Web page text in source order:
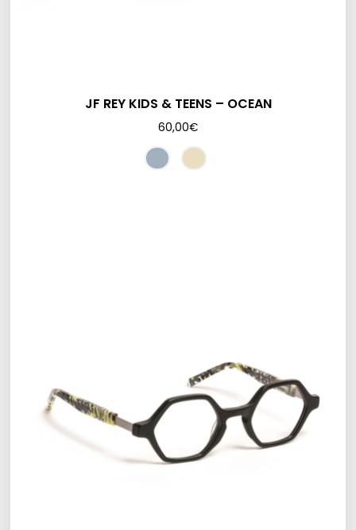
JF REY KIDS & TEENS – OCEAN
60,00€